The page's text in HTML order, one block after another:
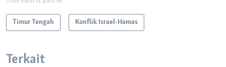
Timur Tengah Konflik Israel-Hamas
Terkait